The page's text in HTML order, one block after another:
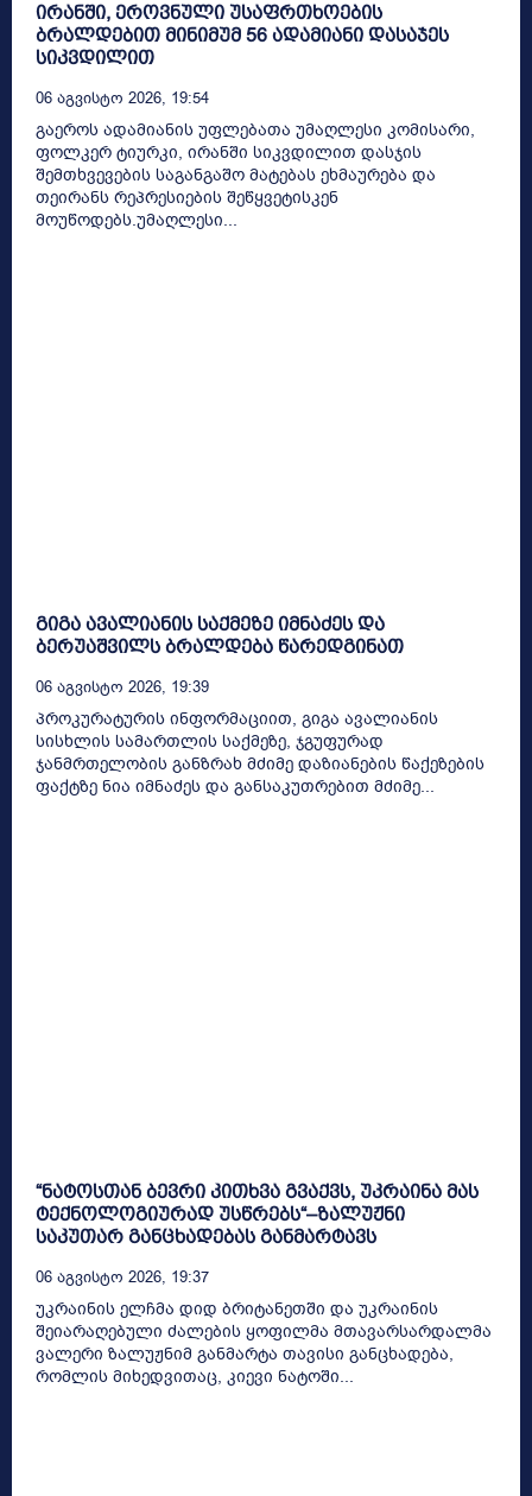
ირანში, ეროვნული უსაფრთხოების
ბრალდებით მინიმუმ 56 ადამიანი დასაჯეს
სიკვდილით
06 Აგვისტო 2026, 19:54
გაეროს ადამიანის უფლებათა უმაღლესი კომისარი,
ფოლკერ ტიურკი, ირანში სიკვდილით დასჯის
შემთხვევების საგანგაშო მატებას ეხმაურება და
თეირანს რეპრესიების შეწყვეტისკენ
მოუწოდებს.უმაღლესი...
გიგა ავალიანის საქმეზე იმნაძეს და
ბერუაშვილს ბრალდება წარედგინათ
06 Აგვისტო 2026, 19:39
პროკურატურის ინფორმაციით, გიგა ავალიანის
სისხლის სამართლის საქმეზე, ჯგუფურად
ჯანმრთელობის განზრახ მძიმე დაზიანების წაქეზების
ფაქტზე ნია იმნაძეს და განსაკუთრებით მძიმე...
“ნატოსთან ბევრი კითხვა გვაქვს, უკრაინა მას
ტექნოლოგიურად უსწრებს“–ზალუჟნი
საკუთარ განცხადებას განმარტავს
06 Აგვისტო 2026, 19:37
უკრაინის ელჩმა დიდ ბრიტანეთში და უკრაინის
შეიარაღებული ძალების ყოფილმა მთავარსარდალმა
ვალერი ზალუჟნიმ განმარტა თავისი განცხადება,
რომლის მიხედვითაც, კიევი ნატოში...